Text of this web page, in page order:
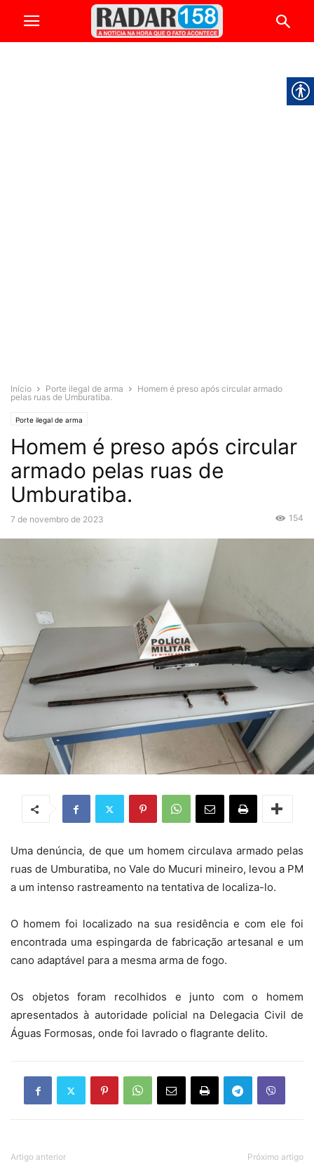
Início Porte ilegal de arma
Homem é preso após circular armado
pelas ruas de Umburatiba.
Porte ilegal de arma
Homem é preso após circular
armado pelas ruas de
Umburatiba.
7 de novembro de 2023 154
Uma denúncia, de que um homem circulava armado pelas
ruas de Umburatiba, no Vale do Mucuri mineiro, levou a PM
a um intenso rastreamento na tentativa de localiza-lo.
O homem foi localizado na sua residência e com ele foi
encontrada uma espingarda de fabricação artesanal e um
cano adaptável para a mesma arma de fogo.
Os objetos foram recolhidos e junto com o homem
apresentados à autoridade policial na Delegacia Civil de
Águas Formosas, onde foi lavrado o flagrante delito.
Artigo anterior Próximo artigo